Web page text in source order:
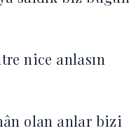
nice anlasın
olan anlar bizi